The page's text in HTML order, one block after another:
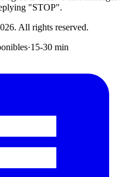
"STOP".
. All rights reserved.
·15-30 min